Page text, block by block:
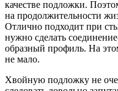
качестве подложки.
на продолжительности
Отлично подходит при
нужно сделать
образный профиль. На
не мало.
Хвойную подложку не